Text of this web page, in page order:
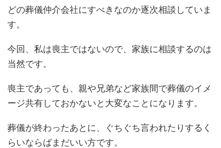
どの葬儀仲介会社にすべきなのか逐次相談していま
す。
今回、私は喪主ではないので、家族に相談するのは
当然です。
喪主であっても、親や兄弟など家族間で葬儀のイメ
ージ共有しておかないと大変なことになります。
葬儀が終わったあとに、ぐちぐち言われたりするく
らいならばまだいい方です。